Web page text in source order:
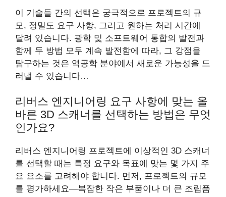
이 기술들 간의 선택은 궁극적으로 프로젝트의 규
모, 정밀도 요구 사항, 그리고 원하는 처리 시간에
달려 있습니다. 광학 및 소프트웨어 통합의 발전과
함께 두 방법 모두 계속 발전함에 따라, 그 강점을
탐구하는 것은 역공학 분야에서 새로운 가능성을 드
러낼 수 있습니다…
리버스 엔지니어링 요구 사항에 맞는 올
바른 3D 스캐너를 선택하는 방법은 무엇
인가요?
리버스 엔지니어링 프로젝트에 이상적인 3D 스캐너
를 선택할 때는 특정 요구와 목표에 맞는 몇 가지 주
요 요소를 고려해야 합니다. 먼저, 프로젝트의 규모
를 평가하세요—복잡한 작은 부품이나 더 큰 조립품